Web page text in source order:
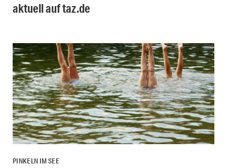
aktuell auf taz.de
PINKELN IM SEE